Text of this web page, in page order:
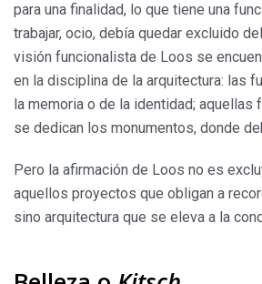
para una finalidad, lo que tiene una
trabajar, ocio, debía quedar excluido
visión funcionalista de Loos se
en la disciplina de la arquitectura: las
la memoria o de la identidad; aquellas
se dedican los monumentos, donde
Pero la afirmación de Loos no es
aquellos proyectos que obligan a
sino arquitectura que se eleva a la